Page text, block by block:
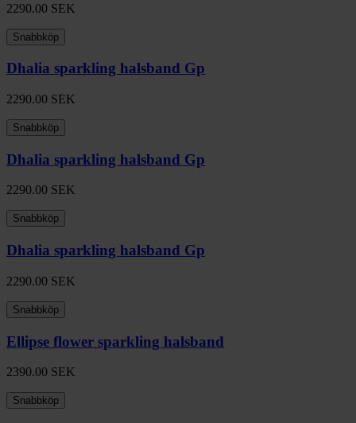
2290.00 SEK
Snabbköp
Dhalia sparkling halsband Gp
2290.00 SEK
Snabbköp
Dhalia sparkling halsband Gp
2290.00 SEK
Snabbköp
Dhalia sparkling halsband Gp
2290.00 SEK
Snabbköp
Ellipse flower sparkling halsband
2390.00 SEK
Snabbköp